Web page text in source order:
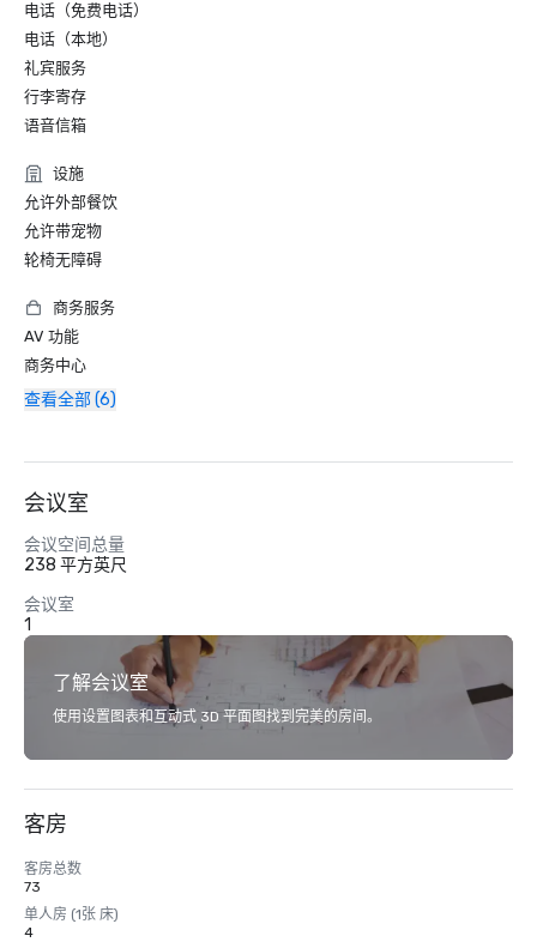
电话（免费电话）
电话（本地）
礼宾服务
行李寄存
语音信箱
设施
允许外部餐饮
允许带宠物
轮椅无障碍
商务服务
AV 功能
商务中心
查看全部 (6)
会议室
会议空间总量
238 平方英尺
会议室
1
了解会议室
使用设置图表和互动式 3D 平面图找到完美的房间。
客房
客房总数
73
单人房 (1张 床)
4